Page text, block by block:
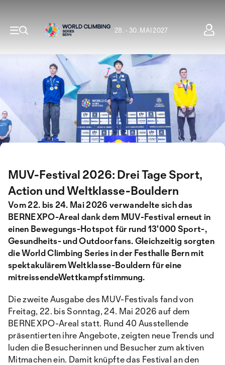
28. - 30. MAI 2027
MUV-Festival 2026: Drei Tage Sport,
Action und Weltklasse-Bouldern
Vom 22. bis 24. Mai 2026 verwandelte sich das
BERNEXPO-Areal dank dem MUV-Festival erneut in
einen Bewegungs-Hotspot für rund 13'000 Sport-,
Gesundheits- und Outdoorfans. Gleichzeitig sorgten
die World Climbing Series in der Festhalle Bern mit
spektakulärem Weltklasse-Bouldern für eine
mitreissendeWettkampfstimmung.
Die zweite Ausgabe des MUV-Festivals fand von
Freitag, 22. bis Sonntag, 24. Mai 2026 auf dem
BERNEXPO-Areal statt. Rund 40 Ausstellende
präsentierten ihre Angebote, zeigten neue Trends und
luden die Besucherinnen und Besucher zum aktiven
Mitmachen ein. Damit knüpfte das Festival an den